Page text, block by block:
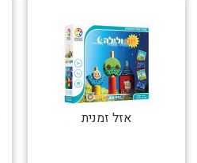
אזל זמנית